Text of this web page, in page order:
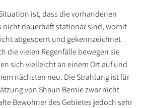
ist, dass die vorhandenen
nicht dauerhaft stationär sind, womit
abgesperrt und gekennzeichnet
die vielen Regenfälle bewegen sie
sich vielleicht an einem Ort auf und
nächsten neu. Die Strahlung ist für
von Shaun Bernie zwar nicht
Bewohner des Gebietes jedoch sehr